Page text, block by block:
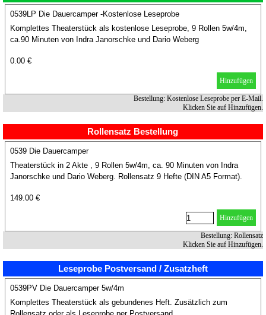
0539LP Die Dauercamper -Kostenlose Leseprobe
Komplettes Theaterstück als kostenlose Leseprobe, 9 Rollen 5w/4m,
ca.90 Minuten von Indra Janorschke und Dario Weberg
0.00 €
Hinzufügen
Bestellung: Kostenlose Leseprobe per E-Mail.
Klicken Sie auf Hinzufügen.
Rollensatz Bestellung
0539 Die Dauercamper
Theaterstück in 2 Akte , 9 Rollen 5w/4m, ca. 90 Minuten von Indra
Janorschke und Dario Weberg. Rollensatz 9 Hefte (DIN A5 Format).
149.00 €
Hinzufügen
Bestellung: Rollensatz
Klicken Sie auf Hinzufügen.
Leseprobe Postversand / Zusatzheft
0539PV Die Dauercamper 5w/4m
Komplettes Theaterstück als gebundenes Heft. Zusätzlich zum